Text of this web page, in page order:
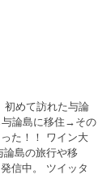
初めて訪れた与論
与論島に移住→その
た！！ ワイン大
論島の旅行や移
信中。 ツイッタ